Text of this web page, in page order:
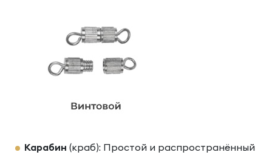
Карабин (краб): Простой и распространённый